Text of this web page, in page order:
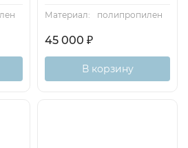
Материал:
полипропилен
45 000 ₽
В корзину